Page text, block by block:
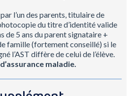
l’un des parents, titulaire de
du titre d’identité valide
de 5 ans du parent signataire +
famille (fortement conseillé) si le
l’AST diffère de celui de l’élève.
maladie.